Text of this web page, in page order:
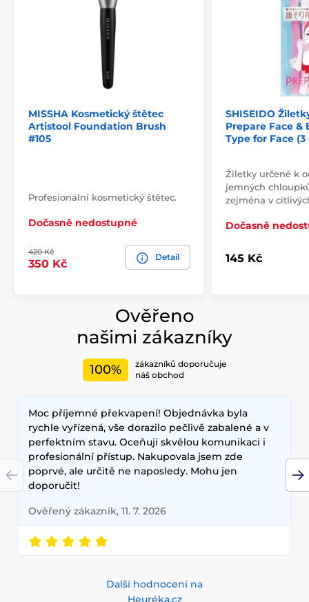
MISSHA Kosmetický štětec
Artistool Foundation Brush
#105
Profesionální kosmetický štětec.
Dočasně nedostupné
420 Kč
350 Kč
Detail
SHISEIDO
Prepare Face &
Type for Face (3
Žiletky určené k
jemných
zejména v
Dočasně
145 Kč
Ověřeno
našimi zákazníky
100%
zákazníků doporučuje
náš obchod
Moc příjemné překvapení! Objednávka byla
rychle vyřízená, vše dorazilo pečlivě zabalené a v
perfektním stavu. Oceňuji skvělou komunikaci i
profesionální přístup. Nakupovala jsem zde
poprvé, ale určitě ne naposledy. Mohu jen
doporučit!
Ověřený zákazník, 11. 7. 2026
Další hodnocení na
Heuréka.cz